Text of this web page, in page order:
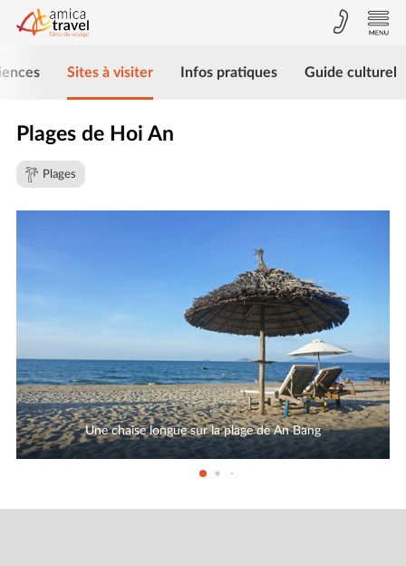
Sites à visiter Infos pratiques Guide culturel
Plages de Hoi An
Plages
Une chaise longue sur la plage de An Bang